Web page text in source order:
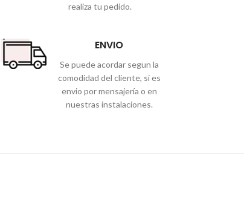
realiza tu pedido.
ENVIO
Se puede acordar segun la
comodidad del cliente, si es
envio por mensajería o en
nuestras instalaciones.